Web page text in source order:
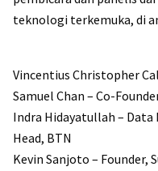
teknologi terkemuka, di
Vincentius Christopher
Samuel Chan – Co-
Indra Hidayatullah –
Head, BTN
Kevin Sanjoto – Founder,